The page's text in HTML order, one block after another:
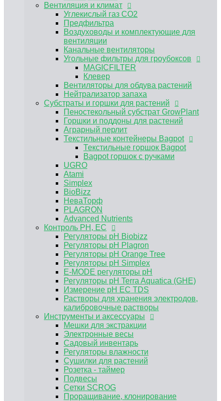
Горшки и поддоны для растений
Аграрный перлит
Текстильные контейнеры Bagpot
Текстильные горшок Bagpot
Bagpot горшок с ручками
UGRO
Atami
Simplex
BioBizz
НеваТорф
PLAGRON
Advanced Nutrients
Контроль PH, EC
Регуляторы pH Biobizz
Регуляторы pH Plagron
Регуляторы pH Orange Tree
Регуляторы pH Simplex
E-MODE регуляторы рН
Регуляторы pH Terra Aquatica (GHE)
Измерение pH EC TDS
Растворы для хранения электродов,
калибровочные растворы
Инструменты и аксессуары
Мешки для экстракции
Электронные весы
Садовый инвентарь
Регуляторы влажности
Сушилки для растений
Розетка - таймер
Подвесы
Сетки SCROG
Проращивание, клонирование
Вентиляция и климат
Углекислый газ CO2
Предфильтра
Воздуховоды и комплектующие для
вентиляции
Канальные вентиляторы
Угольные фильтры для гроубоксов
MAGICFILTER
Клевер
Вентиляторы для обдува растений
Нейтрализатор запаха
Субстраты и горшки для растений
Пеностекольный субстрат GrowPlant
Горшки и поддоны для растений
Аграрный перлит
Текстильные контейнеры Bagpot
Текстильные горшок Bagpot
Bagpot горшок с ручками
UGRO
Atami
Simplex
BioBizz
НеваТорф
PLAGRON
Advanced Nutrients
Контроль PH, EC
Регуляторы pH Biobizz
Регуляторы pH Plagron
Регуляторы pH Orange Tree
Регуляторы pH Simplex
E-MODE регуляторы рН
Регуляторы pH Terra Aquatica (GHE)
Измерение pH EC TDS
Растворы для хранения электродов,
калибровочные растворы
Инструменты и аксессуары
Мешки для экстракции
Электронные весы
Садовый инвентарь
Регуляторы влажности
Сушилки для растений
Розетка - таймер
Подвесы
Сетки SCROG
Проращивание, клонирование